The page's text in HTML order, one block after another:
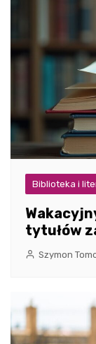
Biblioteka i
tytułów
Szymon